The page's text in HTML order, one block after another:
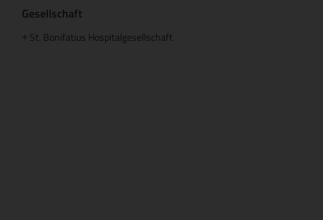
Gesellschaft
St. Bonifatius Hospitalgesellschaft